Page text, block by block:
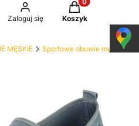
wyszukiwarkę
Zaloguj się
Produkty w
Koszyk
MĘSKIE Sportowe obuwie męskie